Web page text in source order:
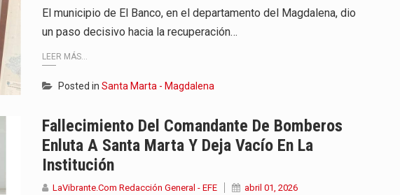
El municipio de El Banco, en el departamento del Magdalena, dio
un paso decisivo hacia la recuperación…
LEER MÁS...
Posted in Santa Marta - Magdalena
Fallecimiento Del Comandante De Bomberos
Enluta A Santa Marta Y Deja Vacío En La
Institución
LaVibrante.Com Redacción General - EFE abril 01, 2026